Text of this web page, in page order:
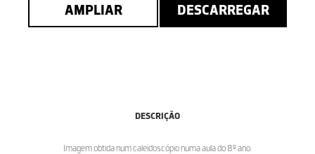
AMPLIAR DESCARREGAR
DESCRIÇÃO
Imagem obtida num caleidoscópio numa aula do 8º ano.